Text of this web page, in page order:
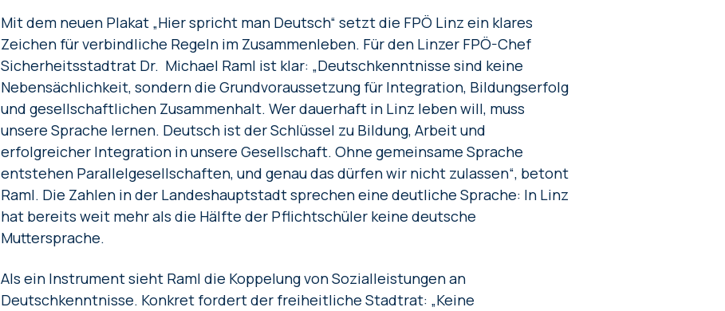
Mit dem neuen Plakat „Hier spricht man Deutsch“ setzt die FPÖ Linz ein klares
Zeichen für verbindliche Regeln im Zusammenleben. Für den Linzer FPÖ-Chef
Sicherheitsstadtrat Dr. Michael Raml ist klar: „Deutschkenntnisse sind keine
Nebensächlichkeit, sondern die Grundvoraussetzung für Integration, Bildungserfolg
und gesellschaftlichen Zusammenhalt. Wer dauerhaft in Linz leben will, muss
unsere Sprache lernen. Deutsch ist der Schlüssel zu Bildung, Arbeit und
erfolgreicher Integration in unsere Gesellschaft. Ohne gemeinsame Sprache
entstehen Parallelgesellschaften, und genau das dürfen wir nicht zulassen“, betont
Raml. Die Zahlen in der Landeshauptstadt sprechen eine deutliche Sprache: In Linz
hat bereits weit mehr als die Hälfte der Pflichtschüler keine deutsche
Muttersprache.
Als ein Instrument sieht Raml die Koppelung von Sozialleistungen an
Deutschkenntnisse. Konkret fordert der freiheitliche Stadtrat: „Keine